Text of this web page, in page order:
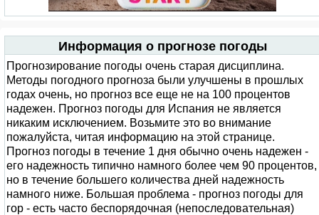
Информация о прогнозе погоды
Прогнозирование погоды очень старая дисциплина.
Методы погодного прогноза были улучшены в прошлых
годах очень, но прогноз все еще не на 100 процентов
надежен. Прогноз погоды для Испания не является
никаким исключением. Возьмите это во внимание
пожалуйста, читая информацию на этой странице.
Прогноз погоды в течение 1 дня обычно очень надежен -
его надежность типично намного более чем 90 процентов,
но в течение большего количества дней надежность
намного ниже. Большая проблема - прогноз погоды для
гор - есть часто беспорядочная (непоследовательная)